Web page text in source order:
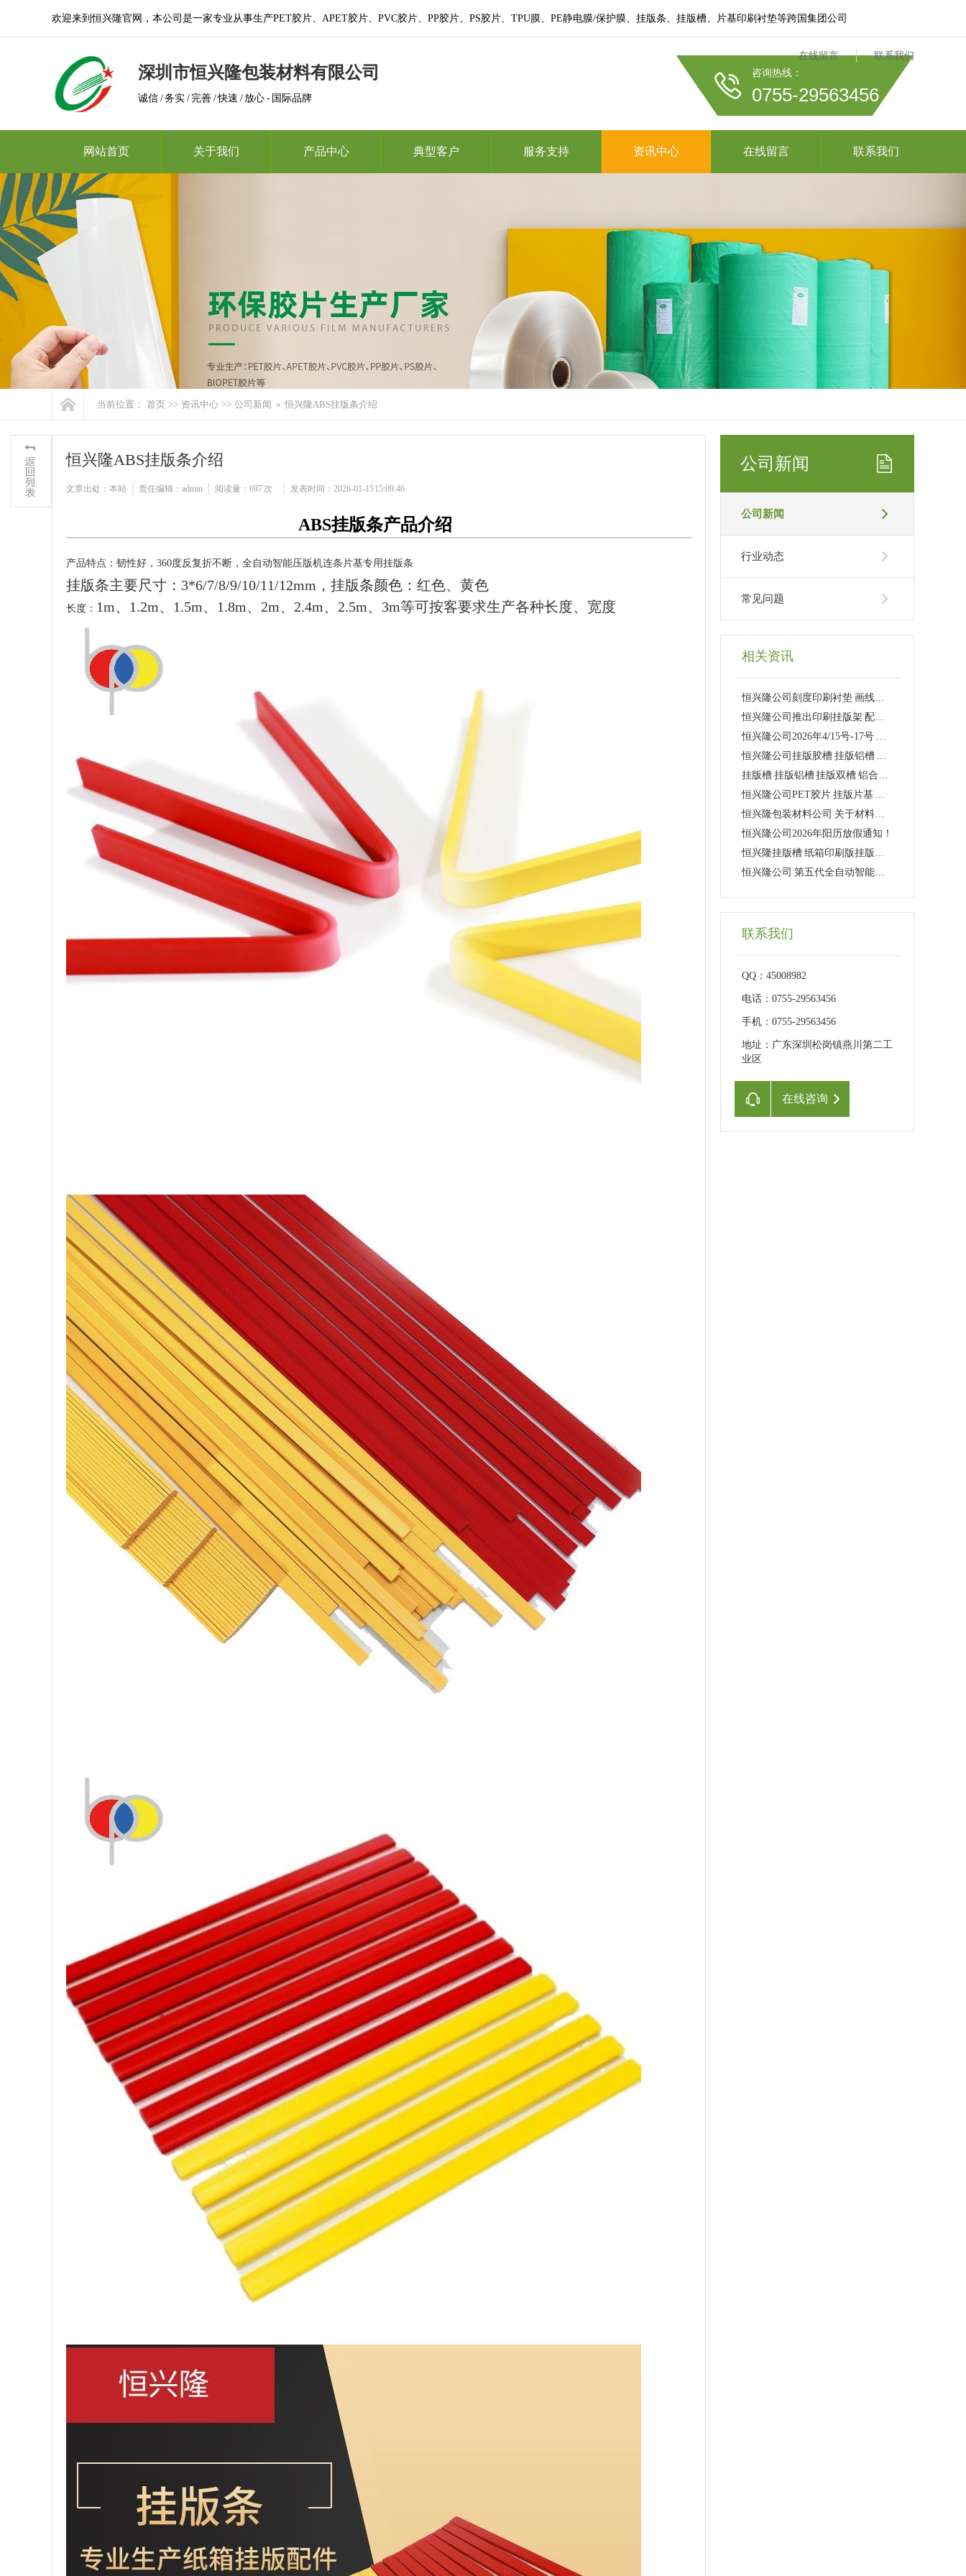
欢迎来到恒兴隆官网，本公司是一家专业从事生产PET胶片、APET胶片、PVC胶片、PP胶片、PS胶片、TPU膜、PE静电膜/保护膜、挂版条、挂版槽、片基印刷衬垫等跨国集团公司
在线留言 联系我们
深圳市恒兴隆包装材料有限公司
诚信 / 务实 / 完善 / 快速 / 放心 - 国际品牌
咨询热线：
0755-29563456
网站首页 关于我们 产品中心 典型客户 服务支持 资讯中心 在线留言 联系我们
当前位置： 首页 >> 资讯中心 >> 公司新闻 » 恒兴隆ABS挂版条介绍
恒兴隆ABS挂版条介绍
文章出处：本站 责任编辑：admin 阅读量： 697 次 发表时间：2026-01-15 15:09:46
ABS挂版条产品介绍
产品特点：韧性好， 360度反复折不断，全自动智能压版机连条片基专用挂版条
挂版条主要尺寸： 3*6/7/8/9/10/11/12mm ，挂版条颜色：红色、黄色
长度： 1m、 1.2m、 1.5m、 1.8m、 2m、 2.4m、 2.5m、 3m等可按客要求生产各种长度、宽度
公司新闻
公司新闻
行业动态
常见问题
相关资讯
恒兴隆公司刻度印刷衬垫 画线印刷衬垫 带刻度线印刷衬垫
恒兴隆公司推出印刷挂版架 配套挂版双槽 超级低价！！！
恒兴隆公司2026年4/15号-17号 在深圳国际会展中心参加2026年世界包装工业博览会 欢迎新老客户来参观！！
恒兴隆公司挂版胶槽 挂版铝槽 挂版PVC槽 挂版PVC双槽
挂版槽 挂版铝槽 挂版双槽 铝合金双槽
恒兴隆公司PET胶片 挂版片基 透明菲林大量现货供应！
恒兴隆包装材料公司 关于材料涨价事宜！
恒兴隆公司2026年阳历放假通知！
恒兴隆挂版槽 纸箱印刷版挂版槽，精准定位，减少误差！
恒兴隆公司 第五代全自动智能压板机介绍
联系我们
QQ：45008982
电话：0755-29563456
手机：0755-29563456
地址：广东深圳松岗镇燕川第二工
业区
在线咨询